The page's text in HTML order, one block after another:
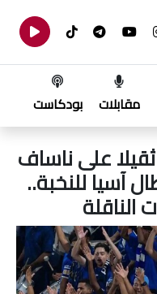
مقابلات بودكاست
على ناساف
آسيا للنخبة..
الناقلة